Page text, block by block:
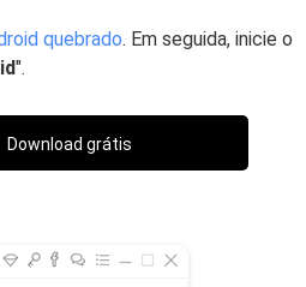
quebrado. Em seguida, inicie o
".
Download grátis